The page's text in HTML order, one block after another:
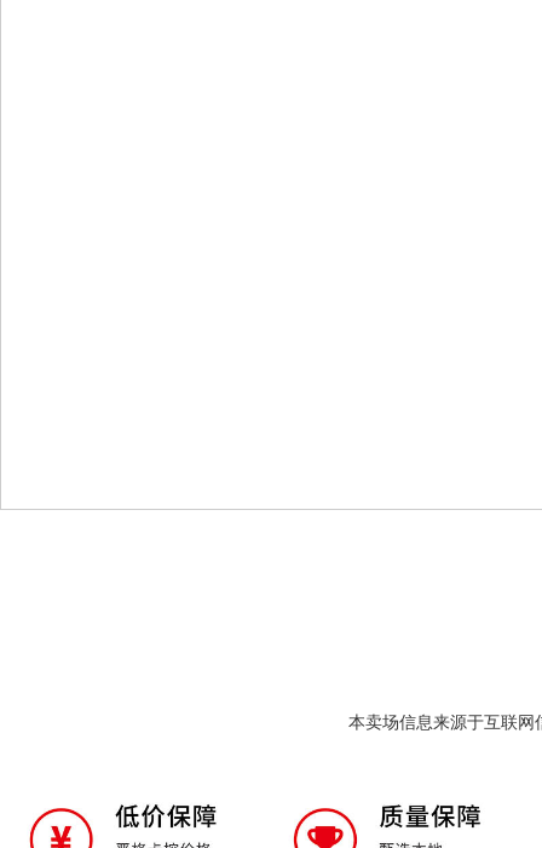
本卖场信息来源于互联